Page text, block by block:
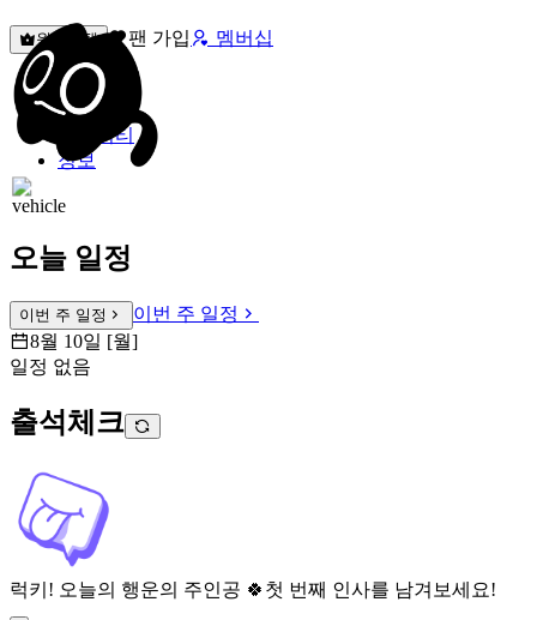
원픽선택 팬 가입 멤버십
밐타운
피드
커뮤니티
정보
오늘 일정
이번 주 일정
이번 주 일정
8월 10일 [월]
일정 없음
출석체크
럭키! 오늘의 행운의 주인공 🍀 첫 번째 인사를 남겨보세요!